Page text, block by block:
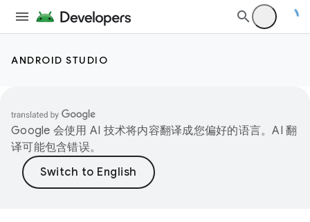
ANDROID STUDIO
Google 会使用 AI 技术将内容翻译成您偏好的语言。AI 翻
译可能包含错误。